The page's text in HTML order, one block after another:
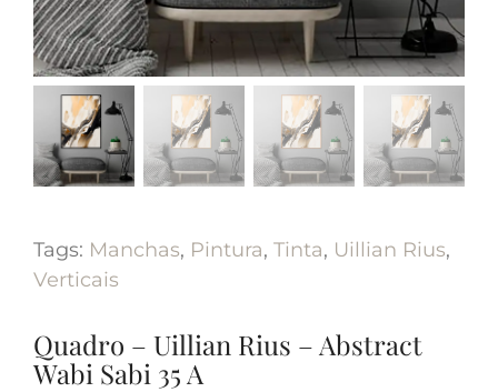
Tags: Manchas, Pintura, Tinta, Uillian Rius,
Verticais
Quadro – Uillian Rius – Abstract
Wabi Sabi 35 A